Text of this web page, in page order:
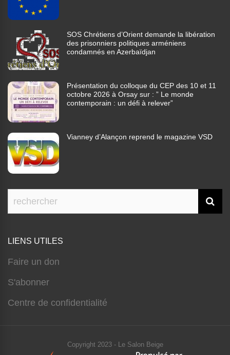
SOS Chrétiens d’Orient demande la libération
des prisonniers politiques arméniens
condamnés en Azerbaïdjan
Présentation du colloque du CEP des 10 et 11
octobre 2026 à Orsay sur : ” Le monde
contemporain : un défi à relever”
Vianney d’Alançon reprend le magazine VSD
LIENS UTILES
Faire un don
S'abonner
Centre de confidentialité
Copyright 2023 - Le Salon Beige